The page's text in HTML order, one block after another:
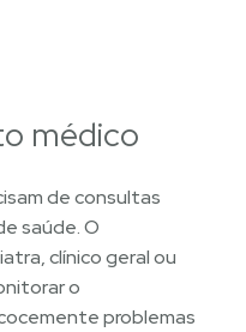
médico
de consultas
saúde. O
clínico geral ou
o
problemas